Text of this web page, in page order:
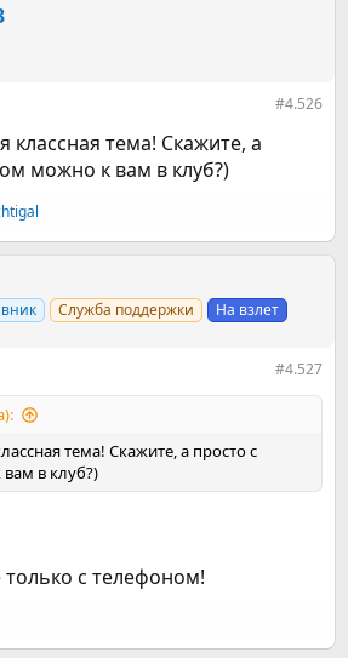
#4.526
классная тема! Скажите, а
можно к вам в клуб?)
Служба поддержки На взлет
#4.527
тема! Скажите, а просто с
в клуб?)
с телефоном!